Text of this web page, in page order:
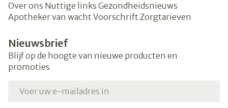
Over ons Nuttige links Gezondheidsnieuws
Apotheker van wacht Voorschrift Zorgtarieven
Nieuwsbrief
Blijf op de hoogte van nieuwe producten en
promoties